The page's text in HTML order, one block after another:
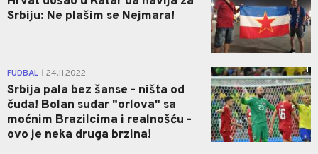
Srbiju: Ne plašim se Nejmara!
FUDBAL 24.11.2022.
Srbija pala bez šanse - ništa od
čuda! Bolan sudar "orlova" sa
moćnim Brazilcima i realnošću -
ovo je neka druga brzina!
1